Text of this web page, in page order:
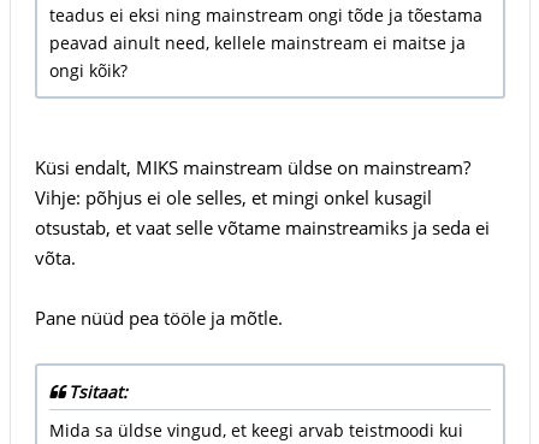
teadus ei eksi ning mainstream ongi tõde ja tõestama
peavad ainult need, kellele mainstream ei maitse ja
ongi kõik?
Küsi endalt, MIKS mainstream üldse on mainstream?
Vihje: põhjus ei ole selles, et mingi onkel kusagil
otsustab, et vaat selle võtame mainstreamiks ja seda ei
võta.
Pane nüüd pea tööle ja mõtle.
Tsitaat:
Mida sa üldse vingud, et keegi arvab teistmoodi kui